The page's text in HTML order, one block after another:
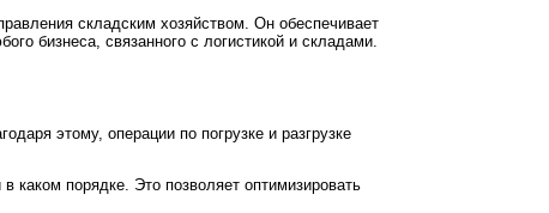
складским хозяйством. Он обеспечивает
бизнеса, связанного с логистикой и складами.
этому, операции по погрузке и разгрузке
порядке. Это позволяет оптимизировать